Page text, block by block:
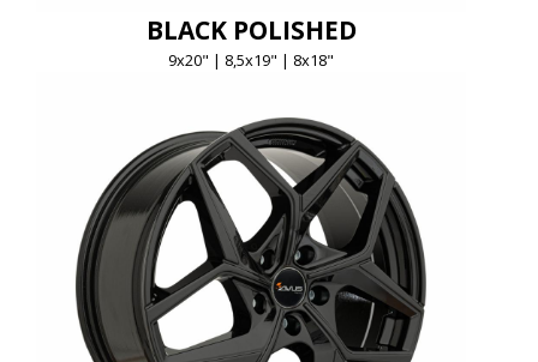
BLACK POLISHED
9x20" | 8,5x19" | 8x18"